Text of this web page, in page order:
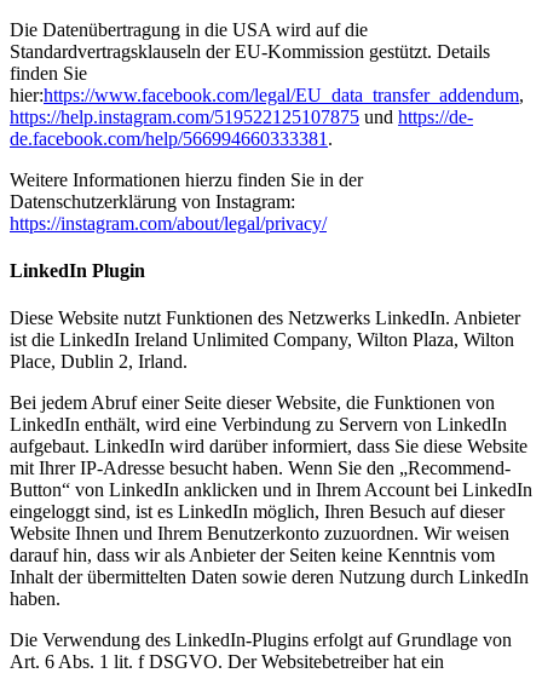
Die Datenübertragung in die USA wird auf die
Standardvertragsklauseln der EU-Kommission gestützt. Details
finden Sie
hier:https://www.facebook.com/legal/EU_data_transfer_addendum,
https://help.instagram.com/519522125107875 und https://de-
de.facebook.com/help/566994660333381 .
Weitere Informationen hierzu finden Sie in der
Datenschutzerklärung von Instagram:
https://instagram.com/about/legal/privacy/
LinkedIn Plugin
Diese Website nutzt Funktionen des Netzwerks LinkedIn. Anbieter
ist die LinkedIn Ireland Unlimited Company, Wilton Plaza, Wilton
Place, Dublin 2, Irland.
Bei jedem Abruf einer Seite dieser Website, die Funktionen von
LinkedIn enthält, wird eine Verbindung zu Servern von LinkedIn
aufgebaut. LinkedIn wird darüber informiert, dass Sie diese Website
mit Ihrer IP-Adresse besucht haben. Wenn Sie den „Recommend-
Button“ von LinkedIn anklicken und in Ihrem Account bei LinkedIn
eingeloggt sind, ist es LinkedIn möglich, Ihren Besuch auf dieser
Website Ihnen und Ihrem Benutzerkonto zuzuordnen. Wir weisen
darauf hin, dass wir als Anbieter der Seiten keine Kenntnis vom
Inhalt der übermittelten Daten sowie deren Nutzung durch LinkedIn
haben.
Die Verwendung des LinkedIn-Plugins erfolgt auf Grundlage von
Art. 6 Abs. 1 lit. f DSGVO. Der Websitebetreiber hat ein